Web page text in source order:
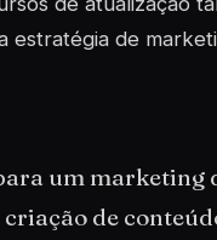
estratégia de
um marketing
de